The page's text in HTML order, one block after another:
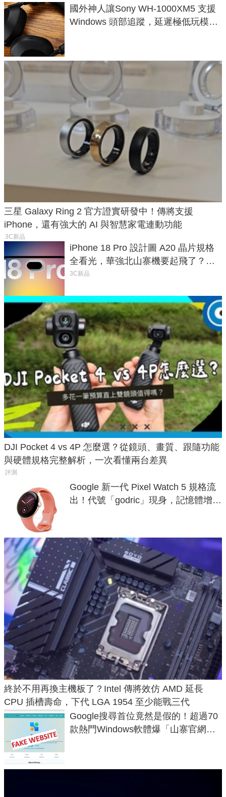
國外神人讓Sony WH-1000XM5 支援
Windows 頭部追蹤，延遲極低玩模擬
三星 Galaxy Ring 2 官方證實研發中！傳將支援
iPhone，還有強大的 AI 與智慧家電連動功能
3C新品
iPhone 18 Pro 設計圖 A20 晶片規格
全看光，華強北山寨機要起飛了？專
家曝山寨機無法復刻兩大關鍵
3C新品
DJI Pocket 4 vs 4P 怎麼選？從鏡頭、畫質、跟隨功能
與硬體規格完整解析，一次看懂兩台差異
評測
Google 新一代 Pixel Watch 5 規格流
出！代號「godric」現身，記憶體增強
終於不用再換主機板了？Intel 傳將效仿 AMD 延長
CPU 插槽壽命，下代 LGA 1954 至少能戰三代
Google搜尋首位竟然是假的！超過70
款熱門Windows軟體爆「山寨官網」